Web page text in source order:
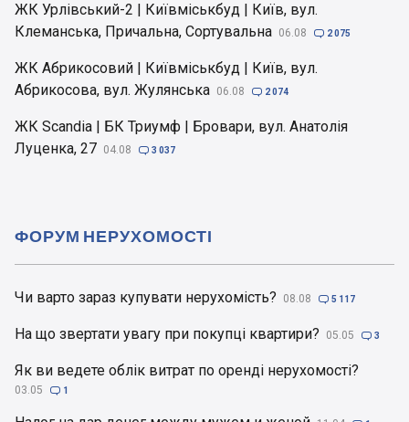
ЖК Урлівський-2 | Київміськбуд | Київ, вул.
Клеманська, Причальна, Сортувальна 06.08  2 075
ЖК Абрикосовий | Київміськбуд | Київ, вул.
Абрикосова, вул. Жулянська 06.08  2 074
ЖК Scandia | БК Триумф | Бровари, вул. Анатолія
Луценка, 27 04.08  3 037
Чи варто зараз купувати нерухомість? 08.08  5 117
На що звертати увагу при покупці квартири? 05.05  3
Як ви ведете облік витрат по оренді нерухомості?
03.05  1
ФОРУМ НЕРУХОМОСТІ